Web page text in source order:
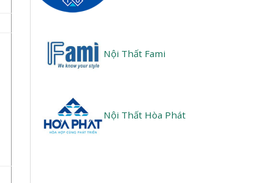
Nội Thất Fami
Nội Thất Hòa Phát